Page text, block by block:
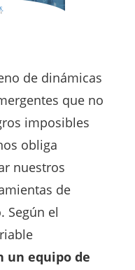
de dinámicas
que no
imposibles
obliga
nuestros
de
Según el
un equipo de